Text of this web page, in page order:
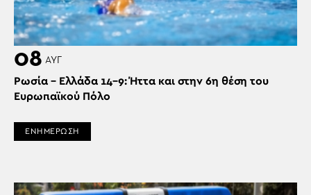
08 ΑΥΓ
Ρωσία – Ελλάδα 14-9: Ήττα και στην 6η θέση του
Ευρωπαϊκού Πόλο
ΕΝΗΜΕΡΩΣΗ